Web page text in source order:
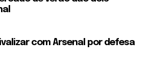
com Arsenal por defesa